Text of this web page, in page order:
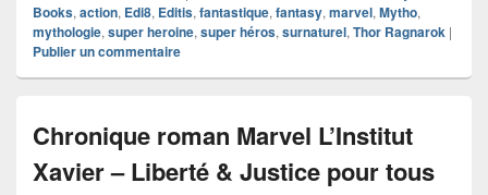
Books, action, Edi8, Editis, fantastique, fantasy, marvel, Mytho,
mythologie, super heroine, super héros, surnaturel, Thor Ragnarok |
Publier un commentaire
Chronique roman Marvel L’Institut
Xavier – Liberté & Justice pour tous